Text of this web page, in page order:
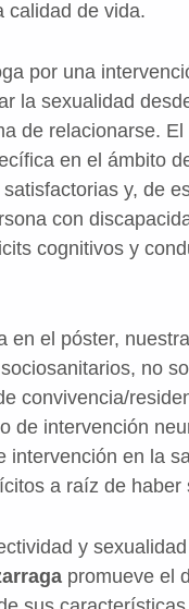
calidad de vida.
por una
la sexualidad
de relacionarse.
en el ámbito
y, de
con
cognitivos y
en el póster,
no
convivencia/
de intervención
intervención en la
a raíz de
y
promueve el